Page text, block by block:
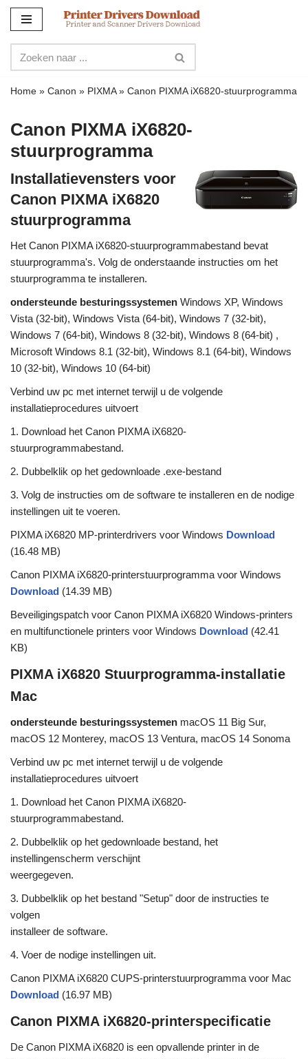
naar
de
inhoud
Home » Canon » PIXMA» Canon PIXMA iX6820-stuurprogramma
Canon PIXMA iX6820-
stuurprogramma
Installatievensters voor
Canon PIXMA iX6820
stuurprogramma
Het Canon PIXMA iX6820-stuurprogrammabestand bevat
stuurprogramma's. Volg de onderstaande instructies om het
stuurprogramma te installeren.
ondersteunde besturingssystemen Windows XP, Windows
Vista (32-bit), Windows Vista (64-bit), Windows 7 (32-bit),
Windows 7 (64-bit), Windows 8 (32-bit), Windows 8 (64-bit) ,
Microsoft Windows 8.1 (32-bit), Windows 8.1 (64-bit), Windows
10 (32-bit), Windows 10 (64-bit)
Verbind uw pc met internet terwijl u de volgende
installatieprocedures uitvoert
1. Download het Canon PIXMA iX6820-
stuurprogrammabestand.
2. Dubbelklik op het gedownloade .exe-bestand
3. Volg de instructies om de software te installeren en de nodige
instellingen uit te voeren.
PIXMA iX6820 MP-printerdrivers voor Windows Download
(16.48 MB)
Canon PIXMA iX6820-printerstuurprogramma voor Windows
Download (14.39 MB)
Beveiligingspatch voor Canon PIXMA iX6820 Windows-printers
en multifunctionele printers voor Windows Download (42.41
KB)
PIXMA iX6820 Stuurprogramma-installatie
Mac
ondersteunde besturingssystemen macOS 11 Big Sur,
macOS 12 Monterey, macOS 13 Ventura, macOS 14 Sonoma
Verbind uw pc met internet terwijl u de volgende
installatieprocedures uitvoert
1. Download het Canon PIXMA iX6820-
stuurprogrammabestand.
2. Dubbelklik op het gedownloade bestand, het
instellingenscherm verschijnt
weergegeven.
3. Dubbelklik op het bestand "Setup" door de instructies te
volgen
installeer de software.
4. Voer de nodige instellingen uit.
Canon PIXMA iX6820 CUPS-printerstuurprogramma voor Mac
Download (16.97 MB)
Canon PIXMA iX6820-printerspecificatie
De Canon PIXMA iX6820 is een opvallende printer in de